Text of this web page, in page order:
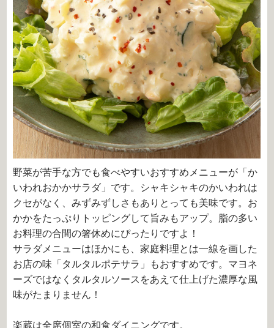
野菜が苦手な方でも食べやすいおすすめメニューが「か
いわれおかかサラダ」です。シャキシャキのかいわれは
クセがなく、みずみずしさもありとっても美味です。お
かかをたっぷりトッピングして旨みもアップ。脂の多い
お料理の合間の箸休めにぴったりですよ！
サラダメニューはほかにも、家庭料理とは一線を画した
お店の味「タルタルポテサラ」もおすすめです。マヨネ
ーズではなくタルタルソースをあえて仕上げた濃厚な風
味がたまりません！
楽蔵は全席個室の和食ダイニングです。